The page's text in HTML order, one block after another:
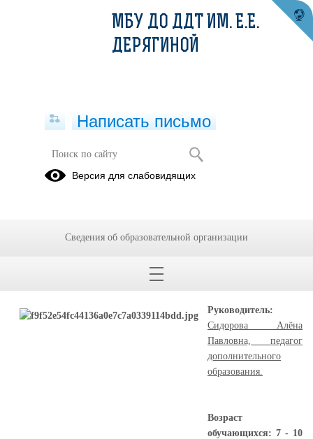
"ТРЕТИЙ ОСОБЫЙ ХОД" - клуб
уч.года.Задания
Руководитель:
Сидорова Алёна
Павловна, педагог
дополнительного
образования.
Возраст
обучающихся: 7 - 10
МБУ ДО ДДТ ИМ. Е.Е.
ДЕРЯГИНОЙ
Написать письмо
Версия для слабовидящих
Сведения об образовательной организации